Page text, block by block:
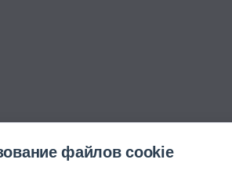
файлов cookie